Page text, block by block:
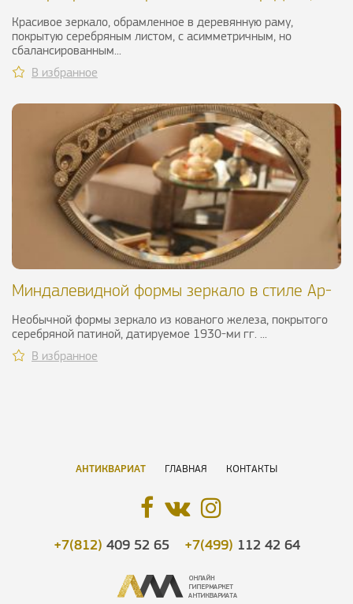
Красивое зеркало, обрамленное в деревянную раму,
покрытую серебряным листом, с асимметричным, но
сбалансированным...
В избранное
Миндалевидной формы зеркало в стиле Ар-
Необычной формы зеркало из кованого железа, покрытого
серебряной патиной, датируемое 1930-ми гг. ...
В избранное
АНТИКВАРИАТ ГЛАВНАЯ КОНТАКТЫ
+7(812) 409 52 65 +7(499) 112 42 64